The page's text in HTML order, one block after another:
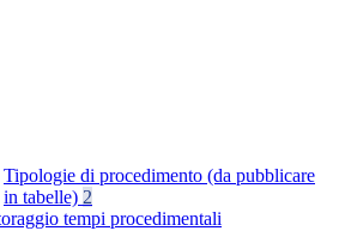
Tipologie di procedimento (da pubblicare
in tabelle) 2
tempi procedimentali